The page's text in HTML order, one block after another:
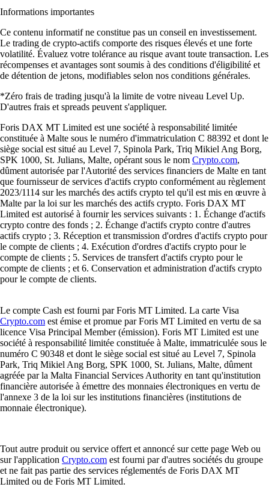
Informations importantes
Ce contenu informatif ne constitue pas un conseil en investissement.
Le trading de crypto-actifs comporte des risques élevés et une forte
volatilité. Évaluez votre tolérance au risque avant toute transaction. Les
récompenses et avantages sont soumis à des conditions d'éligibilité et
de détention de jetons, modifiables selon nos conditions générales.
*Zéro frais de trading jusqu'à la limite de votre niveau Level Up.
D'autres frais et spreads peuvent s'appliquer.
Foris DAX MT Limited est une société à responsabilité limitée
constituée à Malte sous le numéro d'immatriculation C 88392 et dont le
siège social est situé au Level 7, Spinola Park, Triq Mikiel Ang Borg,
SPK 1000, St. Julians, Malte, opérant sous le nom Crypto.com,
dûment autorisée par l'Autorité des services financiers de Malte en tant
que fournisseur de services d'actifs crypto conformément au règlement
2023/1114 sur les marchés des actifs crypto tel qu'il est mis en œuvre à
Malte par la loi sur les marchés des actifs crypto. Foris DAX MT
Limited est autorisé à fournir les services suivants : 1. Échange d'actifs
crypto contre des fonds ; 2. Échange d'actifs crypto contre d'autres
actifs crypto ; 3. Réception et transmission d'ordres d'actifs crypto pour
le compte de clients ; 4. Exécution d'ordres d'actifs crypto pour le
compte de clients ; 5. Services de transfert d'actifs crypto pour le
compte de clients ; et 6. Conservation et administration d'actifs crypto
pour le compte de clients.
Le compte Cash est fourni par Foris MT Limited. La carte Visa
Crypto.com est émise et promue par Foris MT Limited en vertu de sa
licence Visa Principal Member (émission). Foris MT Limited est une
société à responsabilité limitée constituée à Malte, immatriculée sous le
numéro C 90348 et dont le siège social est situé au Level 7, Spinola
Park, Triq Mikiel Ang Borg, SPK 1000, St. Julians, Malte, dûment
agréée par la Malta Financial Services Authority en tant qu'institution
financière autorisée à émettre des monnaies électroniques en vertu de
l'annexe 3 de la loi sur les institutions financières (institutions de
monnaie électronique).
Tout autre produit ou service offert et annoncé sur cette page Web ou
sur l'application Crypto.com est fourni par d'autres sociétés du groupe
et ne fait pas partie des services réglementés de Foris DAX MT
Limited ou de Foris MT Limited.